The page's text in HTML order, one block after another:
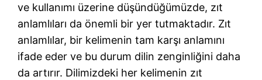
ve kullanımı üzerine düşündüğümüzde, zıt
anlamlıları da önemli bir yer tutmaktadır. Zıt
anlamlılar, bir kelimenin tam karşı anlamını
ifade eder ve bu durum dilin zenginliğini daha
da artırır. Dilimizdeki her kelimenin zıt